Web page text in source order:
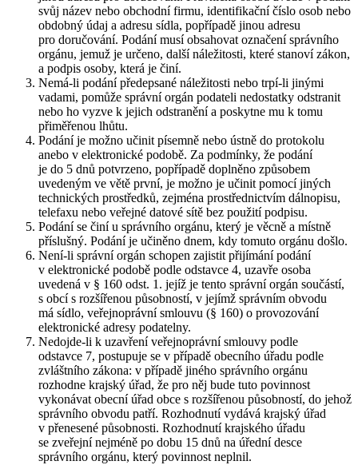
svůj název nebo obchodní firmu, identifikační číslo osob nebo
obdobný údaj a adresu sídla, popřípadě jinou adresu
pro doručování. Podání musí obsahovat označení správního
orgánu, jemuž je určeno, další náležitosti, které stanoví zákon,
a podpis osoby, která je činí.
Nemá-li podání předepsané náležitosti nebo trpí-li jinými
vadami, pomůže správní orgán podateli nedostatky odstranit
nebo ho vyzve k jejich odstranění a poskytne mu k tomu
přiměřenou lhůtu.
Podání je možno učinit písemně nebo ústně do protokolu
anebo v elektronické podobě. Za podmínky, že podání
je do 5 dnů potvrzeno, popřípadě doplněno způsobem
uvedeným ve větě první, je možno je učinit pomocí jiných
technických prostředků, zejména prostřednictvím dálnopisu,
telefaxu nebo veřejné datové sítě bez použití podpisu.
Podání se činí u správního orgánu, který je věcně a místně
příslušný. Podání je učiněno dnem, kdy tomuto orgánu došlo.
Není-li správní orgán schopen zajistit přijímání podání
v elektronické podobě podle odstavce 4, uzavře osoba
uvedená v § 160 odst. 1. jejíž je tento správní orgán součástí,
s obcí s rozšířenou působností, v jejímž správním obvodu
má sídlo, veřejnoprávní smlouvu (§ 160) o provozování
elektronické adresy podatelny.
Nedojde-li k uzavření veřejnoprávní smlouvy podle
odstavce 7, postupuje se v případě obecního úřadu podle
zvláštního zákona: v případě jiného správního orgánu
rozhodne krajský úřad, že pro něj bude tuto povinnost
vykonávat obecní úřad obce s rozšířenou působností, do jehož
správního obvodu patří. Rozhodnutí vydává krajský úřad
v přenesené působnosti. Rozhodnutí krajského úřadu
se zveřejní nejméně po dobu 15 dnů na úřední desce
správního orgánu, který povinnost neplnil.